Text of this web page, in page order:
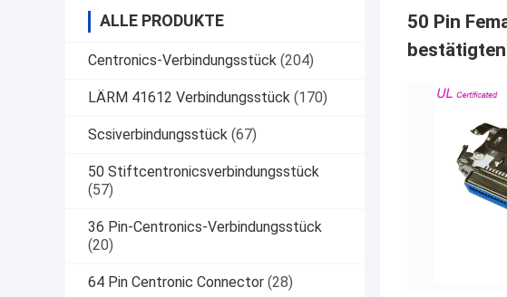
ALLE PRODUKTE
Centronics-Verbindungsstück (204)
LÄRM 41612 Verbindungsstück (170)
Scsiverbindungsstück (67)
50 Stiftcentronicsverbindungsstück
(57)
36 Pin-Centronics-Verbindungsstück
(20)
64 Pin Centronic Connector (28)
50 Pin
bestätigten